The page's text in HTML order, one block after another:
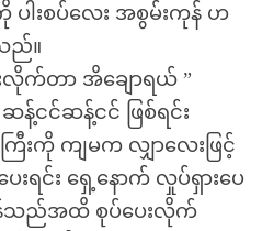
ပါးစပ်လေး အစွမ်းကုန် ဟ
ည်။
လိုက်တာ အိချောရယ် ”
ဆန့်ငင်ဆန့်ငင် ဖြစ်ရင်း
ြီးကို ကျမက လျှာလေးဖြင့်
ရင်း ရှေ့နောက် လှုပ်ရှားပေ
သည်အထိ စုပ်ပေးလိုက်